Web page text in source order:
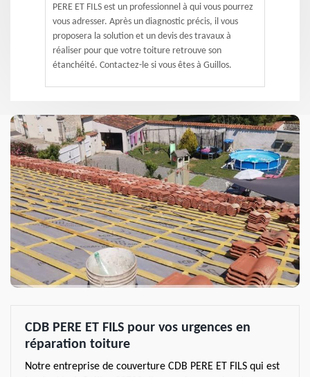
PERE ET FILS est un professionnel à qui vous pourrez
vous adresser. Après un diagnostic précis, il vous
proposera la solution et un devis des travaux à
réaliser pour que votre toiture retrouve son
étanchéité. Contactez-le si vous êtes à Guillos.
CDB PERE ET FILS pour vos urgences en
réparation toiture
Notre entreprise de couverture CDB PERE ET FILS qui est